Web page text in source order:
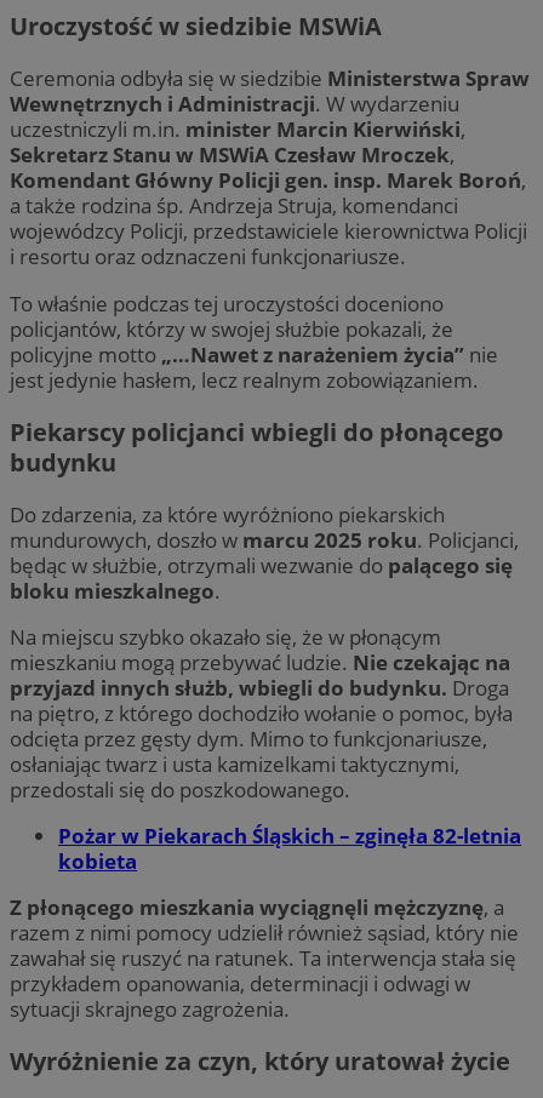
Uroczystość w siedzibie MSWiA
Ceremonia odbyła się w siedzibie Ministerstwa Spraw
Wewnętrznych i Administracji. W wydarzeniu
uczestniczyli m.in. minister Marcin Kierwiński,
Sekretarz Stanu w MSWiA Czesław Mroczek,
Komendant Główny Policji gen. insp. Marek Boroń,
a także rodzina śp. Andrzeja Struja, komendanci
wojewódzcy Policji, przedstawiciele kierownictwa Policji
i resortu oraz odznaczeni funkcjonariusze.
To właśnie podczas tej uroczystości doceniono
policjantów, którzy w swojej służbie pokazali, że
policyjne motto „…Nawet z narażeniem życia” nie
jest jedynie hasłem, lecz realnym zobowiązaniem.
Piekarscy policjanci wbiegli do płonącego
budynku
Do zdarzenia, za które wyróżniono piekarskich
mundurowych, doszło w marcu 2025 roku. Policjanci,
będąc w służbie, otrzymali wezwanie do palącego się
bloku mieszkalnego.
Na miejscu szybko okazało się, że w płonącym
mieszkaniu mogą przebywać ludzie. Nie czekając na
przyjazd innych służb, wbiegli do budynku. Droga
na piętro, z którego dochodziło wołanie o pomoc, była
odcięta przez gęsty dym. Mimo to funkcjonariusze,
osłaniając twarz i usta kamizelkami taktycznymi,
przedostali się do poszkodowanego.
Pożar w Piekarach Śląskich – zginęła 82-letnia
kobieta
Z płonącego mieszkania wyciągnęli mężczyznę, a
razem z nimi pomocy udzielił również sąsiad, który nie
zawahał się ruszyć na ratunek. Ta interwencja stała się
przykładem opanowania, determinacji i odwagi w
sytuacji skrajnego zagrożenia.
Wyróżnienie za czyn, który uratował życie